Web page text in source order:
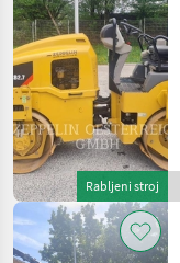
Rabljeni stroj